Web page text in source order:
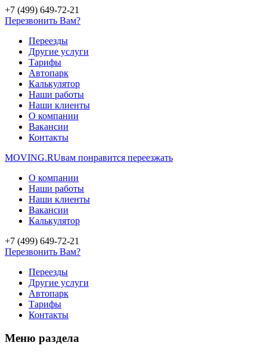
+7 (499) 649-72-21
Перезвонить Вам?
Переезды
Другие услуги
Тарифы
Автопарк
Калькулятор
Наши работы
Наши клиенты
О компании
Вакансии
Контакты
MOVING.RUвам понравится переезжать
О компании
Наши работы
Наши клиенты
Вакансии
Калькулятор
+7 (499) 649-72-21
Перезвонить Вам?
Переезды
Другие услуги
Автопарк
Тарифы
Контакты
Меню раздела